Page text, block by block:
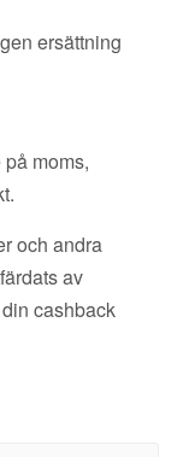
ersättning
moms,
och andra
av
cashback